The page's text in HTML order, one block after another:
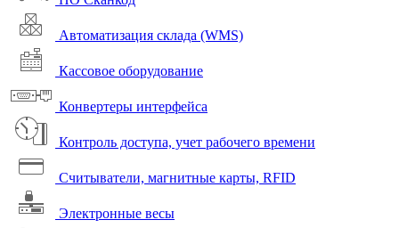
Автоматизация склада (WMS)
Кассовое оборудование
Конвертеры интерфейса
Контроль доступа, учет рабочего времени
Считыватели, магнитные карты, RFID
Электронные весы